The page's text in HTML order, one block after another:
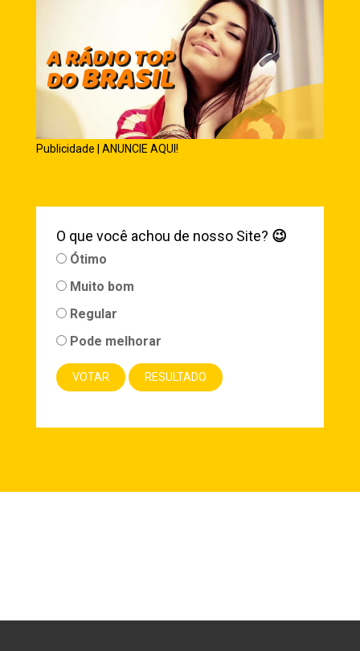
Publicidade | ANUNCIE AQUI!
O que você achou de nosso Site? 😉
Ótimo
Muito bom
Regular
Pode melhorar